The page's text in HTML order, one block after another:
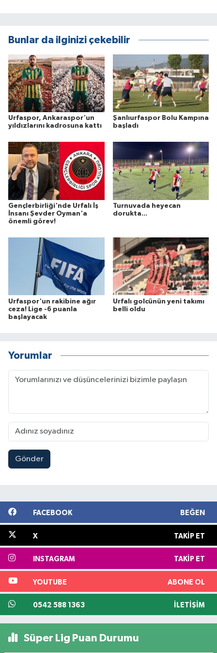
Bunlar da ilginizi çekebilir
Urfaspor, Ankaraspor'un
yıldızlarını kadrosuna kattı
Şanlıurfaspor Bolu Kampına
başladı
Gençlerbirliği'nde Urfalı İş
İnsanı Şevder Oyman'a
önemli görev!
Turnuvada heyecan
dorukta...
Urfaspor'un rakibine ağır
ceza! Lige -6 puanla
başlayacak
Urfalı golcünün yeni takımı
belli oldu
Yorumlar
Gönder
FACEBOOK BEĞEN
X TAKIP ET
INSTAGRAM TAKIP ET
YOUTUBE ABONE OL
0542 588 1363 İLETIŞIM
Süper Lig Puan Durumu